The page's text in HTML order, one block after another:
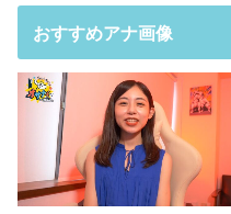
おすすめアナ画像